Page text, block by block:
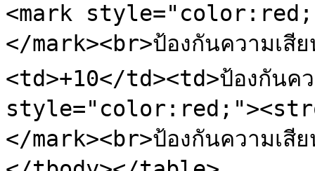
<mark
</mark><br>ป้องกันความ
<td>+10</td><td>ป้องกันค
</mark><br>ป้องกันความเ